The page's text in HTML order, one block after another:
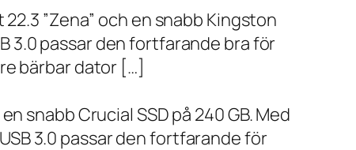
”Zena” och en snabb Kingston
3.0 passar den fortfarande bra för
bärbar dator […]
snabb Crucial SSD på 240 GB. Med
3.0 passar den fortfarande för